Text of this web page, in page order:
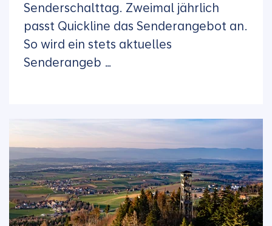
Senderschalttag. Zweimal jährlich
passt Quickline das Senderangebot an.
So wird ein stets aktuelles
Senderangeb …